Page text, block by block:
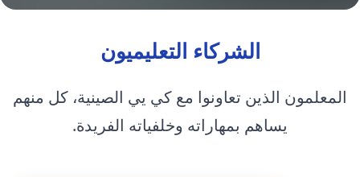
الشركاء التعليميون
المعلمون الذين تعاونوا مع كي يي الصينية، كل منهم
يساهم بمهاراته وخلفياته الفريدة.